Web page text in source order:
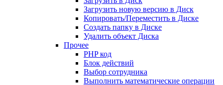
Загрузить новую версию в Диск
Копировать/Переместить в Диске
Создать папку в Диске
Удалить объект Диска
Прочее
PHP код
Блок действий
Выбор сотрудника
Выполнить математические операции